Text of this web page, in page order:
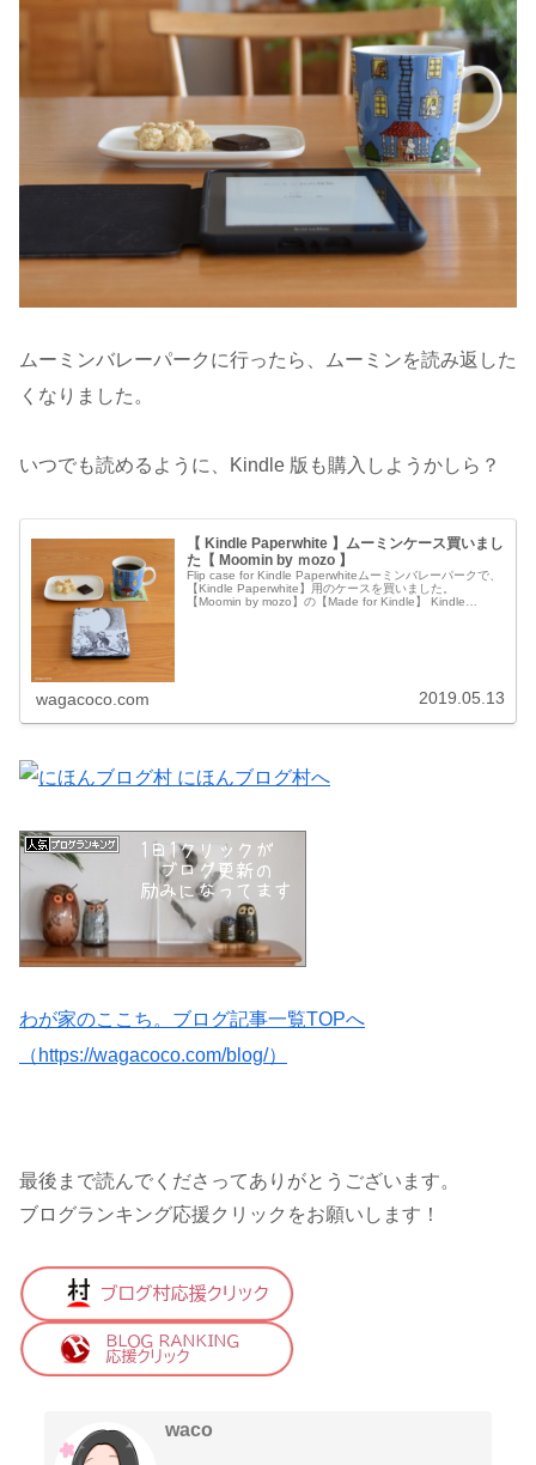
ムーミンバレーパークに行ったら、ムーミンを読み返した
くなりました。
いつでも読めるように、Kindle 版も購入しようかしら？
【 Kindle Paperwhite 】ムーミンケース買いまし
た【 Moomin by ｍozo 】
Flip case for Kindle Paperwhiteムーミンバレーパークで、
【Kindle Paperwhite】用のケースを買いました。
【Moomin by mozo】の【Made for Kindle】 Kindle
wagacoco.com 2019.05.13
わが家のここち。ブログ記事一覧TOPへ
（https://wagacoco.com/blog/）
最後まで読んでくださってありがとうございます。
ブログランキング応援クリックをお願いします！
waco